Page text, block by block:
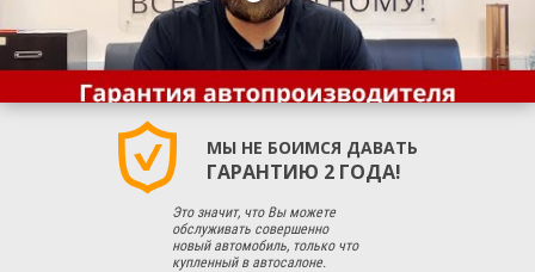
МЫ НЕ БОИМСЯ ДАВАТЬ
ГАРАНТИЮ 2 ГОДА!
Это значит, что Вы можете
обслуживать совершенно
новый автомобиль, только что
купленный в автосалоне.